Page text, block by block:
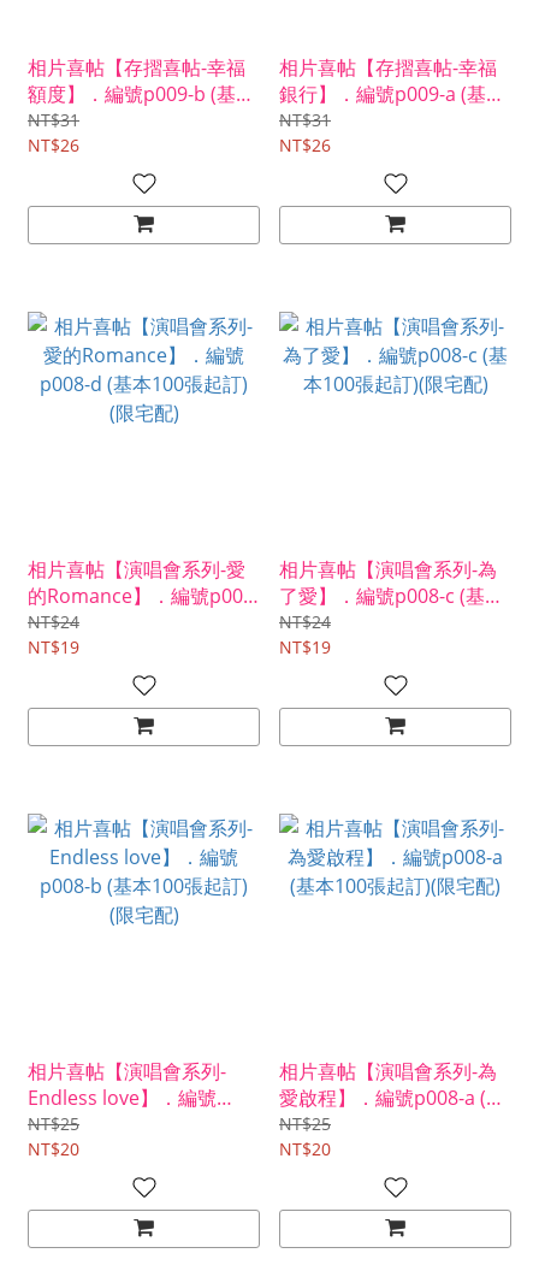
相片喜帖【存摺喜帖-幸福
額度】．編號p009-b (基本
100張起訂)(限宅配)
NT$31
NT$26
相片喜帖【存摺喜帖-幸福
銀行】．編號p009-a (基本
100張起訂)(限宅配)
NT$31
NT$26
相片喜帖【演唱會系列-愛
的Romance】．編號p008-
d (基本100張起訂)(限宅配)
NT$24
NT$19
相片喜帖【演唱會系列-為
了愛】．編號p008-c (基本
100張起訂)(限宅配)
NT$24
NT$19
相片喜帖【演唱會系列-
Endless love】．編號
p008-b (基本100張起訂)
(限宅配)
NT$25
NT$20
相片喜帖【演唱會系列-為
愛啟程】．編號p008-a (基
本100張起訂)(限宅配)
NT$25
NT$20